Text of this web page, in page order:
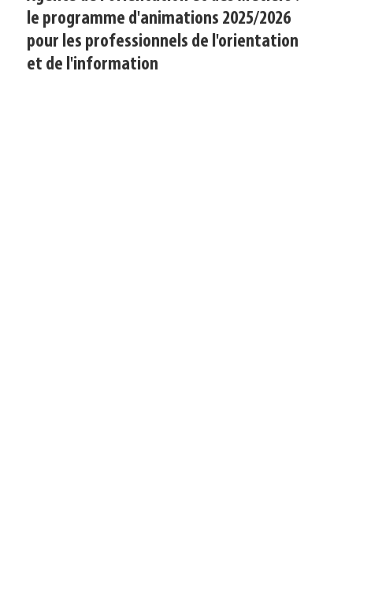
Agence de l'Orientation et des Métiers :
le programme d'animations 2025/2026
pour les professionnels de l'orientation